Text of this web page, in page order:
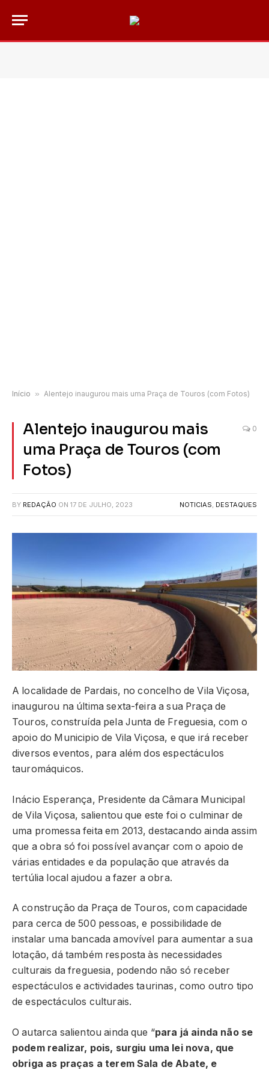
Início » Alentejo inaugurou mais uma Praça de Touros (com Fotos)
Alentejo inaugurou mais
uma Praça de Touros (com
Fotos)
0
BY REDAÇÃO ON 17 DE JULHO, 2023 NOTICIAS, DESTAQUES
A localidade de Pardais, no concelho de Vila Viçosa,
inaugurou na última sexta-feira a sua Praça de
Touros, construída pela Junta de Freguesia, com o
apoio do Municipio de Vila Viçosa, e que irá receber
diversos eventos, para além dos espectáculos
tauromáquicos.
Inácio Esperança, Presidente da Câmara Municipal
de Vila Viçosa, salientou que este foi o culminar de
uma promessa feita em 2013, destacando ainda assim
que a obra só foi possível avançar com o apoio de
várias entidades e da população que através da
tertúlia local ajudou a fazer a obra.
A construção da Praça de Touros, com capacidade
para cerca de 500 pessoas, e possibilidade de
instalar uma bancada amovível para aumentar a sua
lotação, dá também resposta às necessidades
culturais da freguesia, podendo não só receber
espectáculos e actividades taurinas, como outro tipo
de espectáculos culturais.
O autarca salientou ainda que “para já ainda não se
podem realizar, pois, surgiu uma lei nova, que
obriga as praças a terem Sala de Abate, e